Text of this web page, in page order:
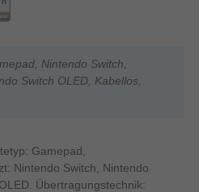
Nintendo Switch,
Switch OLED, Kabellos,
Gamepad,
Nintendo Switch, Nintendo
Übertragungstechnik: